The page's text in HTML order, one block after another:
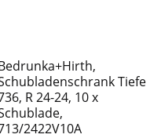
Tiefe
R 24-24, 10 x
2422V10A